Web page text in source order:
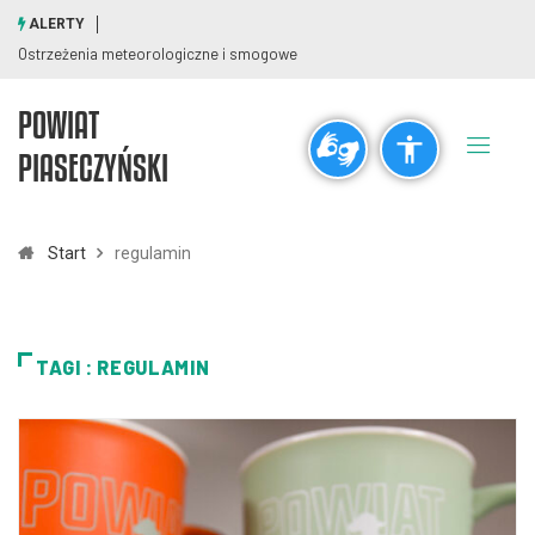
visibility_off title
Pomniejsz
Czcionki
remove_circle_outline add_circle_outline
ALERTY
Ostrzeżenia meteorologiczne i smogowe
POWIAT
PIASECZYŃSKI
Start regulamin
TAGI : REGULAMIN